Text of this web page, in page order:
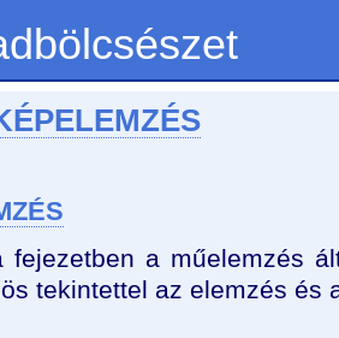
fejezetben a műelemzés
tekintettel az elemzés és